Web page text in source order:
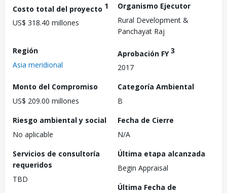
Costo total del proyecto 1
US$ 318.40 millones
Organismo Ejecutor
Rural Development &
Panchayat Raj
Región
Asia meridional
Aprobación FY3
2017
Monto del Compromiso
US$ 209.00 millones
Categoría Ambiental
B
Riesgo ambiental y social
No aplicable
Fecha de Cierre
N/A
Servicios de consultoría
requeridos
TBD
Última etapa alcanzada
Begin Appraisal
Última Fecha de